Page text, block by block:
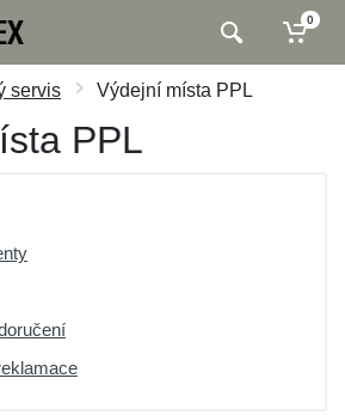
0
servis Výdejní místa PPL
PPL